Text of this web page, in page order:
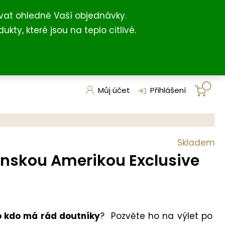
ohledně Vaší objednávky.
které jsou na teplo citlivé.
+420 731 127 211 (For English)
Můj účet Přihlášení
Amerikou Exclusive
kdo má rád doutníky? Pozvěte ho na výlet po
Skladem